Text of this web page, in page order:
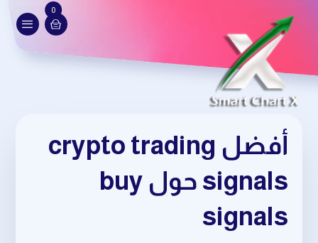
0
أفضل crypto trading
signals حول buy
signals